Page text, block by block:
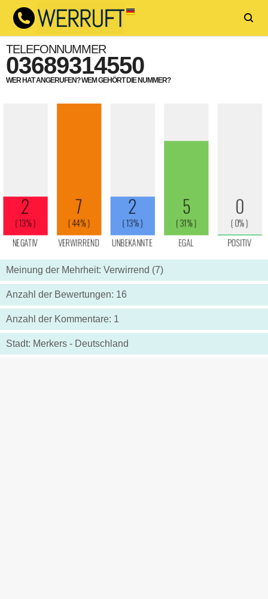
TELEFONNUMMER
03689314550
WER HAT ANGERUFEN? WEM GEHÖRT DIE NUMMER?
Meinung der Mehrheit: Verwirrend (7)
Anzahl der Bewertungen: 16
Anzahl der Kommentare: 1
Stadt: Merkers - Deutschland